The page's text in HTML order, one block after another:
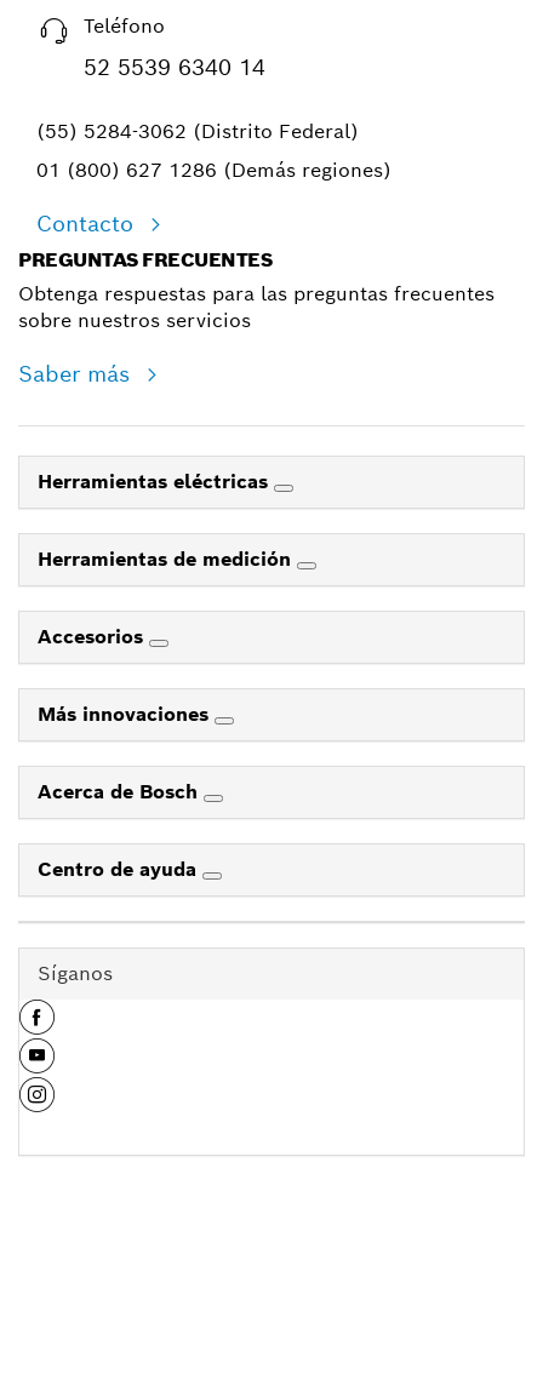
Teléfono
52 5539 6340 14
(55) 5284-3062 (Distrito Federal)
01 (800) 627 1286 (Demás regiones)
Contacto
PREGUNTAS FRECUENTES
Obtenga respuestas para las preguntas frecuentes
sobre nuestros servicios
Saber más
Herramientas eléctricas
Herramientas de medición
Accesorios
Más innovaciones
Acerca de Bosch
Centro de ayuda
Síganos